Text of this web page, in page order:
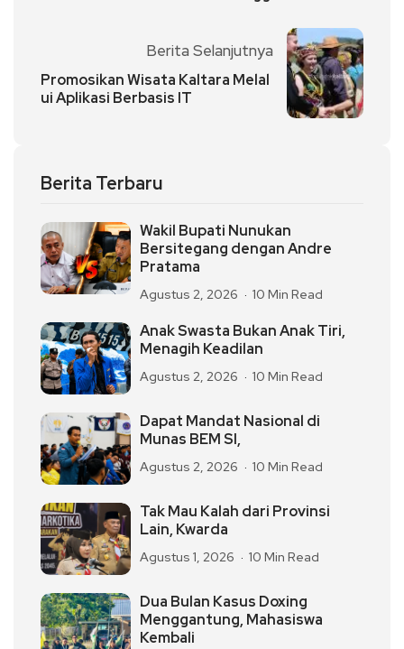
Berita Selanjutnya
Promosikan Wisata Kaltara Melal
ui Aplikasi Berbasis IT
Berita Terbaru
Wakil Bupati Nunukan
Bersitegang dengan Andre
Pratama
Agustus 2, 2026 10 Min Read
Anak Swasta Bukan Anak Tiri,
Menagih Keadilan
Agustus 2, 2026 10 Min Read
Dapat Mandat Nasional di
Munas BEM SI,
Agustus 2, 2026 10 Min Read
Tak Mau Kalah dari Provinsi
Lain, Kwarda
Agustus 1, 2026 10 Min Read
Dua Bulan Kasus Doxing
Menggantung, Mahasiswa
Kembali